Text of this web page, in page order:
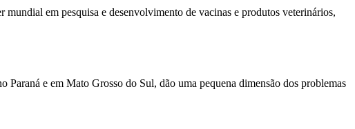
em pesquisa e desenvolvimento de vacinas e produtos veterinários,
e em Mato Grosso do Sul, dão uma pequena dimensão dos problemas